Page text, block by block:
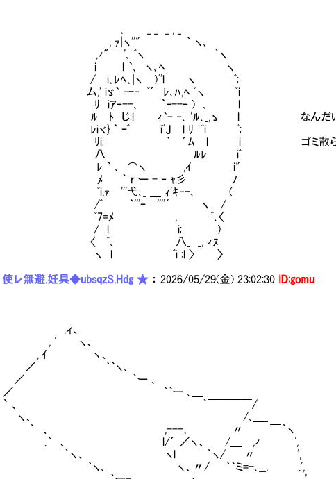
､ _ _ _ , _
, ｧ|ヽ''" ｀ ヽ､
,ｨ" '､ ﾞヽ ｀ヽ
i l `､ ヽ､ﾍ ヽ
/ i､ﾚﾍ､|ヽ )ﾞ'l ヽ ﾞ;
ム,' iゞ` ‐-‐ ﾞ´ ﾚ､ﾊ,ﾍ ﾞヽ ﾞi
ﾘ iｱ‐--､ `‐--‐ ) ､ l
ﾙ ﾄ じ:l ｨ`ｰ ‐､ 'ﾙ､_,ゝ l なんだ
ﾚiヾ} ` ｰﾞ iﾞJ l ﾘ ﾞi ﾞ;
ﾘi; ｀ ´ﾑ l i ゴミ散らかして・
八 ﾙﾚ iﾞ
ﾚ ` ､ ⌒ヽ ,ｲ i"
ﾒ ｀ r ー - ‐ ｬ彡 ﾉ
ﾞi,ｧ㌃'''弋､_ ＿ ｨ'ｷ‐-､ (
/ﾞ `'''ｰ＝''''´ ヽ /
ﾞ7=ﾒ , ﾞ､〈
/ l i;. )
〈 ﾞ､ 八_ _, ｨﾇ
ヽ l ﾞi :l 〉 〉
使レ無避.妊具◆ubsqzS.Hdg ★： 2026/05/29(金) 23:02:30 ID:gomu
,ィ、
, ' ヽ、
,.ｲ ヽ、
／ ｀`ヽ､
／ ｀ー ､
／ ｀`ー ､＿ う
` 、 ｀￣￣￣￣/
ヽ、 /､＿_ 知らない店の
｀ 、 ,---､ 〃 ￣｀ヽ
.｀ 、 l/´ ／ヽ、 /＿ ,ｨ ',
｀ヽ、 ヽl ｀ヽ/ 〃 ',
｀ヽ､ ヽ、〃/ ｀`ミ=-､__, .',